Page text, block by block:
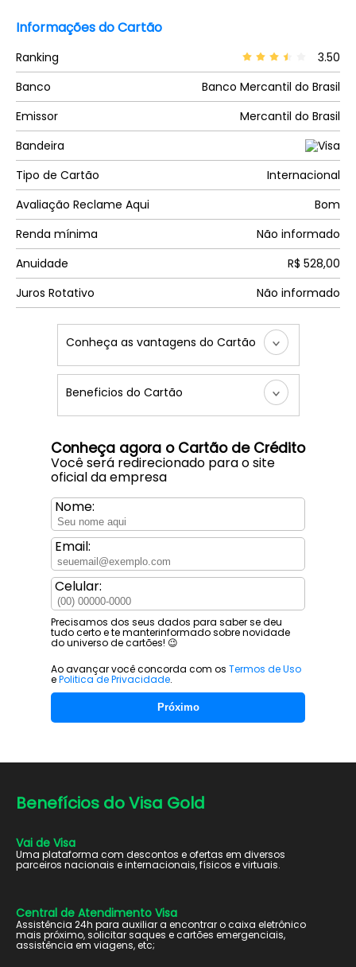
Informações do Cartão
Ranking
3.50
Banco
Banco Mercantil do Brasil
Emissor
Mercantil do Brasil
Bandeira
Tipo de Cartão
Internacional
Avaliação Reclame Aqui
Bom
Renda mínima
Não informado
Anuidade
R$ 528,00
Juros Rotativo
Não informado
Conheça as vantagens do Cartão
Beneficios do Cartão
Conheça agora o Cartão de Crédito
Você será redirecionado para o site
oficial da empresa
Nome:
Email:
Celular:
Precisamos dos seus dados para saber se deu
tudo certo e te manterinformado sobre novidade
do universo de cartões! 😉
Ao avançar você concorda com os Termos de Uso
ePolitica de Privacidade.
Próximo
Benefícios doVisa Gold
Vai de Visa
Uma plataforma com descontos e ofertas em diversos
parceiros nacionais e internacionais, físicos e virtuais.
Central de Atendimento Visa
Assistência 24h para auxiliar a encontrar o caixa eletrônico
mais próximo, solicitar saques e cartões emergenciais,
assistência em viagens, etc;